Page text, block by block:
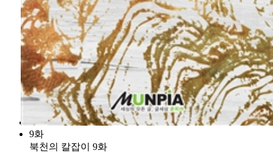
9화
북천의 칼잡이 9화